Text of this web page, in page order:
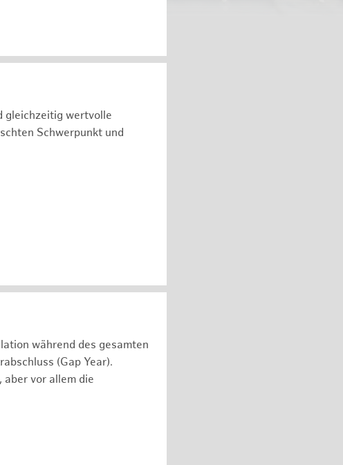
gleichzeitig wertvolle
Schwerpunkt und
während des gesamten
(Gap Year).
vor allem die